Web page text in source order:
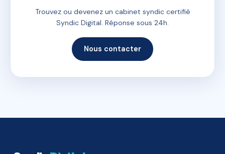
Trouvez ou devenez un cabinet syndic certifié
Syndic Digital. Réponse sous 24h.
Nous contacter